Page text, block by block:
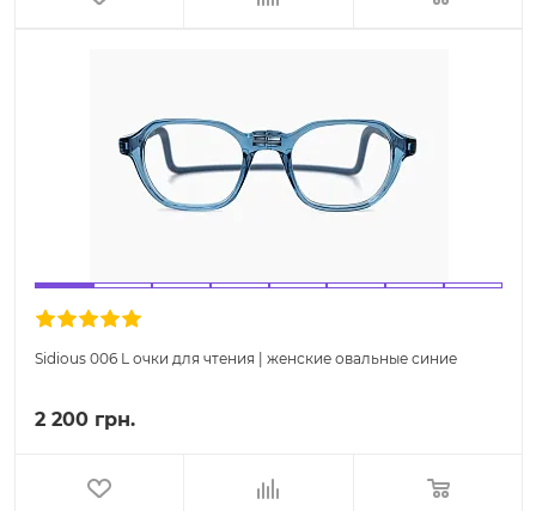
Sidious 006 L очки для чтения | женские овальные синие
2 200 грн.